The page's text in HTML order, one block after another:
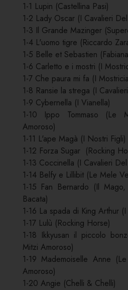
1-1 Lupin (Castellina Pasi)
1-2 Lady Oscar (I Cavalieri
1-3 Il Grande Mazinger
1-4 L'uomo tigre (Riccardo
1-5 Belle et Sebastien
1-6 Carletto e i mostri (I
1-7 Che paura mi fa (I
1-8 Ransie la strega (I
1-9 Cybernella (I Vianella)
1-10 Ippo Tommaso (Le
Amoroso)
1-11 L'ape Magà (I Nostri Figli)
1-12 Forza Sugar (Rocking
1-13 Coccinella (I Cavalieri
1-14 Belfy e Lillibit (Le Mele
1-15 Fan Bernardo (Il
Bacata)
1-16 La spada di King Arthur
1-17 Lulù (Rocking Horse)
1-18 Ikkyusan il piccolo
Mitzi Amoroso)
1-19 Mademoiselle Anne
Amoroso)
1-20 Angie (Chelli & Chelli)